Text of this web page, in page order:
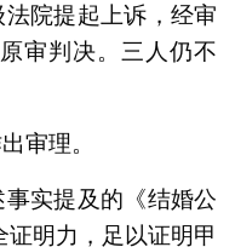
院提起上诉，经审
审判决。三人仍不
审理。
实提及的《结婚公
明力，足以证明甲